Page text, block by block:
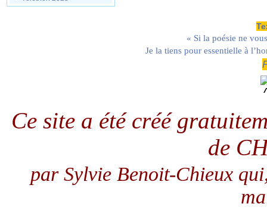
« Si la poésie ne
Je la tiens pour essentielle à
Ce site a été créé
de
par Sylvie Benoit-Chieux